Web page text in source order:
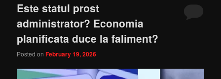
Este statul prost
administrator? Economia
planificata duce la faliment?
Posted onFebruary 19, 2026